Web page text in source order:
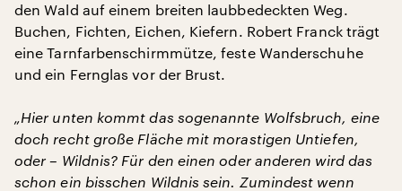
den Wald auf einem breiten laubbedeckten Weg.
Buchen, Fichten, Eichen, Kiefern. Robert Franck trägt
eine Tarnfarbenschirmmütze, feste Wanderschuhe
und ein Fernglas vor der Brust.
„Hier unten kommt das sogenannte Wolfsbruch, eine
doch recht große Fläche mit morastigen Untiefen,
oder – Wildnis? Für den einen oder anderen wird das
schon ein bisschen Wildnis sein. Zumindest wenn